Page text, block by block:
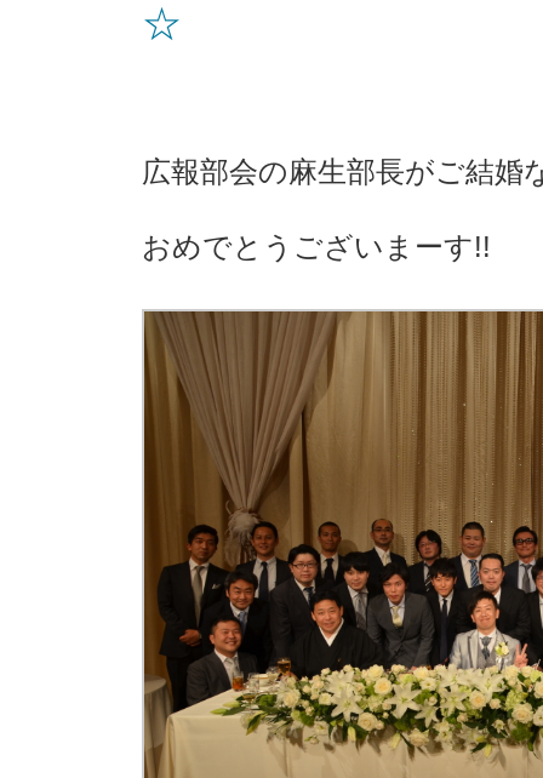
☆
広報部会の麻生部長がご結婚
おめでとうございまーす!!